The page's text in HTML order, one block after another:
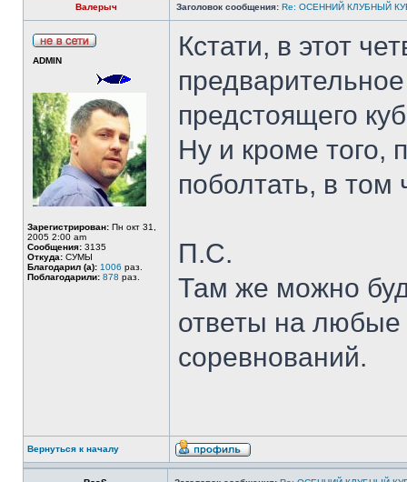
Валерыч Заголовок сообщения: Re: ОСЕННИЙ КЛУБНЫЙ
ADMIN
Зарегистрирован: Пн окт 31,
2005 2:00 am
Сообщения: 3135
Откуда: СУМЫ
Благодарил (а): 1006 раз.
Поблагодарили: 878 раз.
Кстати, в этот
предстоящего
Ну и кроме того,
поболтать, в
П.С.
Там же можно
ответы на любые
соревнований.
Вернуться к началу